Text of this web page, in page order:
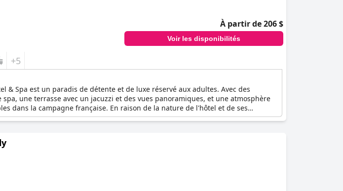
À partir de 206 $
Voir les disponibilités
+5
Spa est un paradis de détente et de luxe réservé aux adultes. Avec des
une terrasse avec un jacuzzi et des vues panoramiques, et une atmosphère
dans la campagne française. En raison de la nature de l'hôtel et de ses